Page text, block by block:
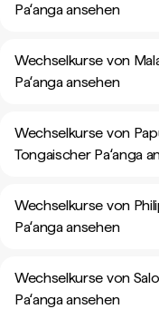
Paʻanga ansehen
Wechselkurse von
Paʻanga ansehen
Wechselkurse von
Tongaischer Paʻanga
Wechselkurse von
Paʻanga ansehen
Wechselkurse von
Paʻanga ansehen